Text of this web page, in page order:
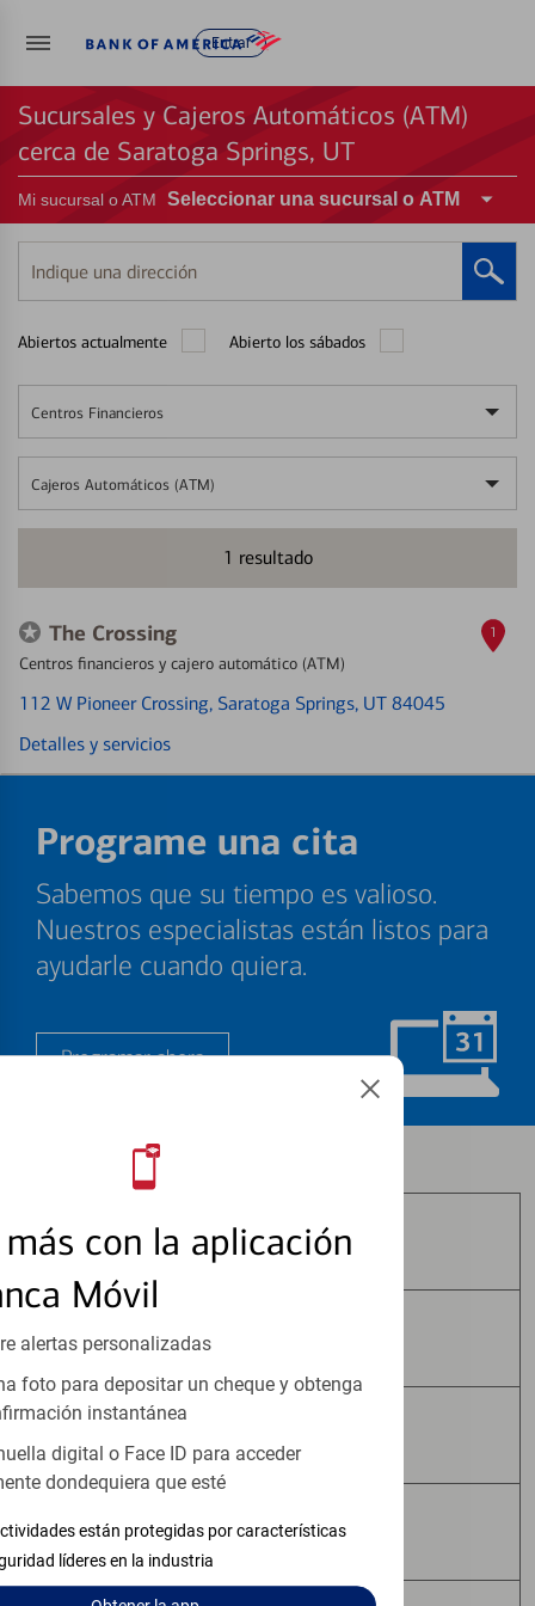
Entrar
con la aplicación
Móvil
alertas personalizadas
foto para depositar un cheque y obtenga
instantánea
digital o Face ID para acceder
dondequiera que esté
están protegidas por características
líderes en la industria
Sucursales y Cajeros Automáticos (ATM)
cerca de Saratoga Springs, UT
Mi sucursal o ATM Seleccionar una sucursal o ATM
Indique
una
Abiertos actualmente Abierto los sábados
Centros Financieros
Cajeros Automáticos (ATM)
1 resultado
The Crossing
Centros financieros y cajero automático (ATM)
112 W Pioneer Crossing, Saratoga Springs, UT 84045
Detalles y servicios
1
Programe una cita
Sabemos que su tiempo es valioso.
Nuestros especialistas están listos para
ayudarle cuando quiera.
Programar ahora
Los productos de inversión y seguros:
No Están Asegurados por FDIC
No Tienen Garantía Bancaria
No Constituyen Depósitos